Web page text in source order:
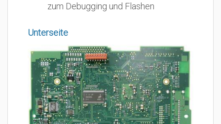
zum Debugging und Flashen
Unterseite